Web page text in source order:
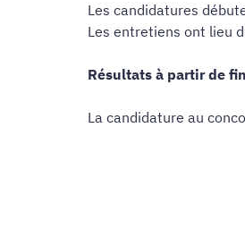
Les candidatures
Les entretiens ont lieu
Résultats à partir de
La candidature au